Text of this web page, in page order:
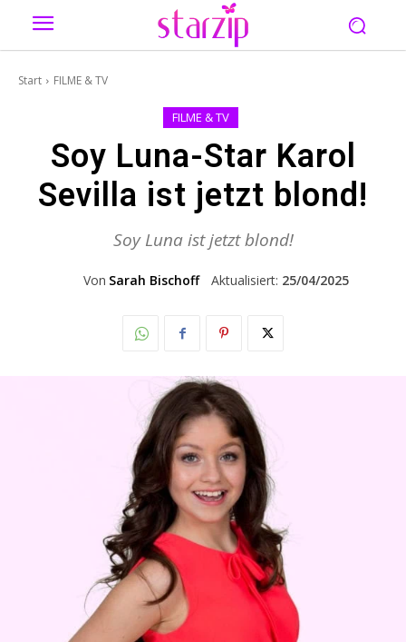
Start FILME & TV
FILME & TV
Soy Luna-Star Karol
Sevilla ist jetzt blond!
Soy Luna ist jetzt blond!
Von Sarah Bischoff Aktualisiert: 25/04/2025